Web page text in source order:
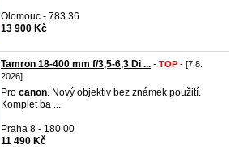
Olomouc - 783 36
13 900 Kč
Tamron 18-400 mm f/3,5-6,3 Di ... - TOP - [7.8.
2026]
Pro canon. Nový objektiv bez známek použití.
Komplet ba ...
Praha 8 - 180 00
11 490 Kč